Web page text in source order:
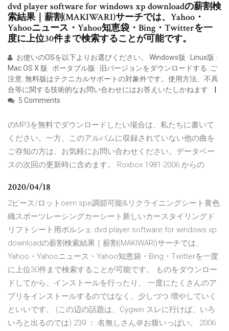
dvd player software for windows xp downloadの薪割検
索結果｜薪割(MAKIWARI)サーチでは、Yahoo・
Yahooニュース・Yahoo知恵袋・Bing・Twitterを一
度に上位30件まで検索することが可能です。
お使いのOSを以下よりお選びください。 Windows版 · Linux版 ·
Mac OS X 版 · ポータブル版 · 旧バージョンをダウンロードする. ご
注意. 無料版はテクニカルサポートの対象外です。使用方法、不具
合等に関する技術的なお問い合わせにはお答えいたしかねます
5 Comments
のMP3を無料でダウンロードしたい場合は、私たちに書いて
ください。一方、このアルバムに収録されていない他の曲を
ご存知の方は、お気軽にお問い合わせください。データベー
スの次回の更新時に含めます。 Roxbox 1981-2006 からの
2020/04/18
2ピース/ロットoem spe調節可能&リクライニングシート黄色
織スポーツレーシングカーシート新しいカースタイリングド
リフトシート用ポルシェ dvd player software for windows xp
downloadの薪割検索結果｜薪割(MAKIWARI)サーチでは、
Yahoo・Yahooニュース・Yahoo知恵袋・Bing・Twitterを一度
に上位30件まで検索することが可能です。 ものをダウンロー
ドしてから、インストールを行ったり、 一度にたくさんのア
プリをインストールするのではなく、少しづつ 増やしていく
といいです。 (この辺の話題は、Cygwin スレに行けば、いろ
いろと出るのでは) 239 ： 名無しさん＠お腹いっぱい。 2006